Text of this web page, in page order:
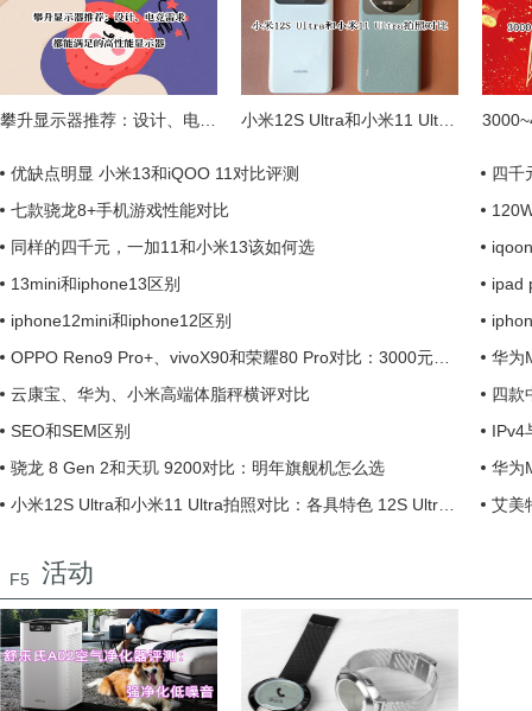
优缺点明显 小米13和iQOO 11对比评测
四千
七款骁龙8+手机游戏性能对比
同样的四千元，一加11和小米13该如何选
13mini和iphone13区别
ipad
iphone12mini和iphone12区别
OPPO Reno9 Pro+、vivoX90和荣耀80 Pro对比：3000元手机怎么选
华为
云康宝、华为、小米高端体脂秤横评对比
四款
SEO和SEM区别
IPv4
骁龙 8 Gen 2和天玑 9200对比：明年旗舰机怎么选
华为
小米12S Ultra和小米11 Ultra拍照对比：各具特色 12S Ultra优势更多
艾美
F5 活动